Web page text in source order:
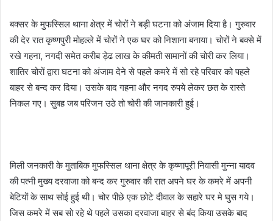
i
l
बक्सर के मुफस्सिल थाना क्षेत्र में चोरों ने बड़ी घटना को अंजाम दिया है। गुरुवार
की देर रात कृष्णपुरी मोहल्ले में चोरों ने एक घर को निशाना बनाया। चोरों ने बक्से में
रखे गहना, नगदी समेत करीब ड़ेढ लाख के कीमती सामानों की चोरी कर लिया।
शातिर चोरों द्वारा घटना को अंजाम देने से पहले कमरे में सो रहे परिवार को पहले
बाहर से बन्द कर दिया। उसके बाद गहना और नगद रुपये लेकर छत के रास्ते
निकल गए। सुबह जब परिजन उठे तो चोरी की जानकारी हुई।
मिली जनकारी के मुताबिक मुफस्सिल थाना क्षेत्र के कृष्णापूरी निवासी मुन्ना यादव
की पत्नी मुख्य दरवाजा को बन्द कर गुरुवार की रात अपने घर के कमरे में अपनी
बेटियों के साथ सोई हुई थी। चोर पीछे एक छोटे दीवाल के सहारे घर मे घुस गये।
जिस कमरे में सब सो रहे थे पहले उसका दरवाजा बाहर से बंद किया उसके बाद